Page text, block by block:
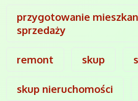
przygotowanie
sprzedaży
remont skup
skup nieruchomości